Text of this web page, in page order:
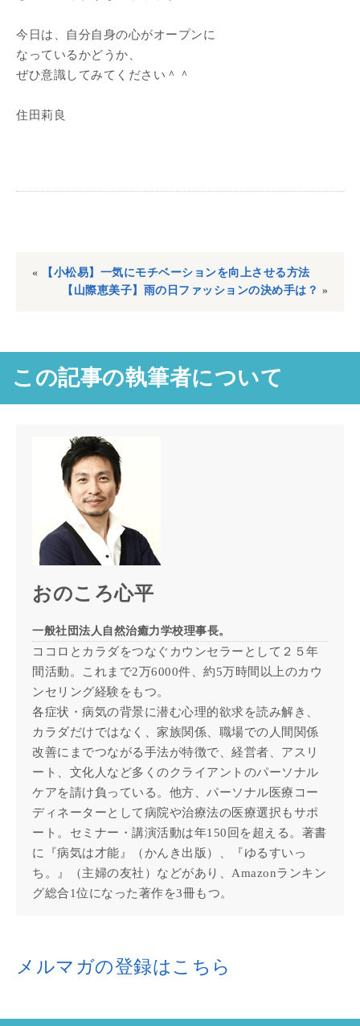
今日は、自分自身の心がオープンに
なっているかどうか、
ぜひ意識してみてください＾＾
住田莉良
«
【小松易】一気にモチベーションを向上させる方法
【山際恵美子】雨の日ファッションの決め手は？ »
この記事の執筆者について
おのころ心平
一般社団法人自然治癒力学校理事長。
ココロとカラダをつなぐカウンセラーとして２５年
間活動。これまで2万6000件、約5万時間以上のカウ
ンセリング経験をもつ。
各症状・病気の背景に潜む心理的欲求を読み解き、
カラダだけではなく、家族関係、職場での人間関係
改善にまでつながる手法が特徴で、経営者、アスリ
ート、文化人など多くのクライアントのパーソナル
ケアを請け負っている。他方、パーソナル医療コー
ディネーターとして病院や治療法の医療選択もサポ
ート。セミナー・講演活動は年150回を超える。著書
に『病気は才能』（かんき出版）、『ゆるすいっ
ち。』（主婦の友社）などがあり、Amazonランキン
グ総合1位になった著作を3冊もつ。
メルマガの登録はこちら